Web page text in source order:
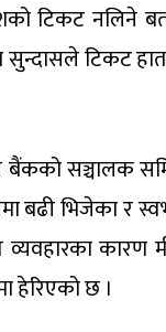
टिकट नलिने
सुन्दासले टिकट
बैंकको सञ्चालक
बढी भिजेका र
कारण
हेरिएको छ ।